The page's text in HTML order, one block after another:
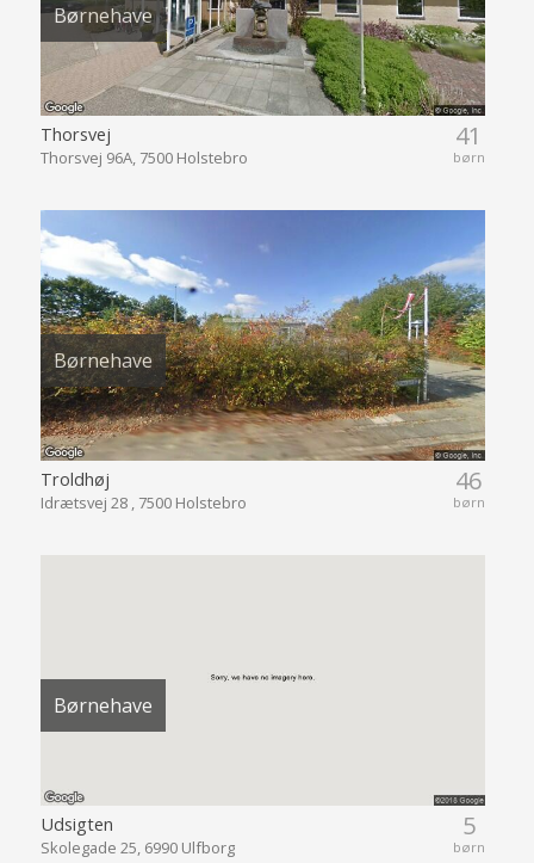
Børnehave
41
børn
Thorsvej
Thorsvej 96A, 7500 Holstebro
Børnehave
46
børn
Troldhøj
Idrætsvej 28 , 7500 Holstebro
Børnehave
5
børn
Udsigten
Skolegade 25, 6990 Ulfborg